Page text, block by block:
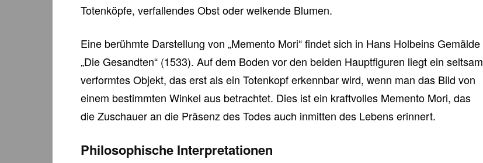
Totenköpfe, verfallendes Obst oder welkende Blumen.
Eine berühmte Darstellung von „Memento Mori“ findet sich in Hans Holbeins Gemälde
„Die Gesandten“ (1533). Auf dem Boden vor den beiden Hauptfiguren liegt ein seltsam
verformtes Objekt, das erst als ein Totenkopf erkennbar wird, wenn man das Bild von
einem bestimmten Winkel aus betrachtet. Dies ist ein kraftvolles Memento Mori, das
die Zuschauer an die Präsenz des Todes auch inmitten des Lebens erinnert.
Philosophische Interpretationen